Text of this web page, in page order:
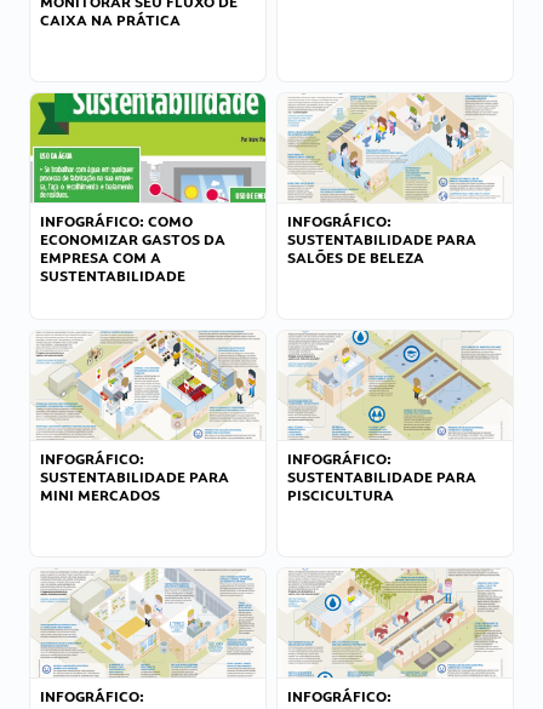
CAIXA NA PRÁTICA
INFOGRÁFICO: COMO
ECONOMIZAR GASTOS DA
EMPRESA COM A
SUSTENTABILIDADE
INFOGRÁFICO:
SUSTENTABILIDADE PARA
SALÕES DE BELEZA
INFOGRÁFICO:
SUSTENTABILIDADE PARA
MINI MERCADOS
INFOGRÁFICO:
SUSTENTABILIDADE PARA
PISCICULTURA
INFOGRÁFICO:
INFOGRÁFICO: